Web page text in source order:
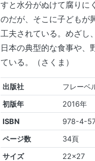
すと水分がぬけて腐りに
のだが、そこに子どもが
工夫されている。めざし
日本の典型的な食事や、
ている。（さくま）
出版社
フレーベ
初版年
2016年
ISBN
978-4-
ページ数
34頁
サイズ
22×27